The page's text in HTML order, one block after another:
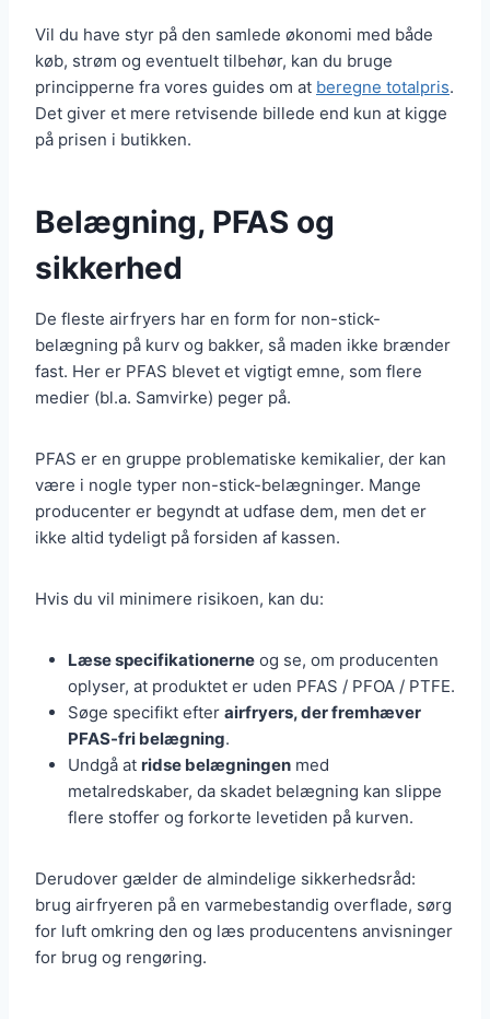
Vil du have styr på den samlede økonomi med både
køb, strøm og eventuelt tilbehør, kan du bruge
principperne fra vores guides om at beregne totalpris.
Det giver et mere retvisende billede end kun at kigge
på prisen i butikken.
Belægning, PFAS og
sikkerhed
De fleste airfryers har en form for non-stick-
belægning på kurv og bakker, så maden ikke brænder
fast. Her er PFAS blevet et vigtigt emne, som flere
medier (bl.a. Samvirke) peger på.
PFAS er en gruppe problematiske kemikalier, der kan
være i nogle typer non-stick-belægninger. Mange
producenter er begyndt at udfase dem, men det er
ikke altid tydeligt på forsiden af kassen.
Hvis du vil minimere risikoen, kan du:
Læse specifikationerne og se, om producenten
oplyser, at produktet er uden PFAS / PFOA / PTFE.
Søge specifikt efter airfryers, der fremhæver
PFAS-fri belægning.
Undgå at ridse belægningen med
metalredskaber, da skadet belægning kan slippe
flere stoffer og forkorte levetiden på kurven.
Derudover gælder de almindelige sikkerhedsråd:
brug airfryeren på en varmebestandig overflade, sørg
for luft omkring den og læs producentens anvisninger
for brug og rengøring.